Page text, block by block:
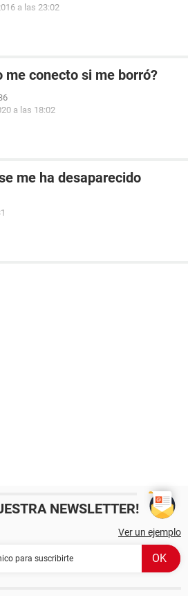
a las 23:02
me conecto si me borró?
a las 18:02
me ha desaparecido
NEWSLETTER!
Ver un ejemplo